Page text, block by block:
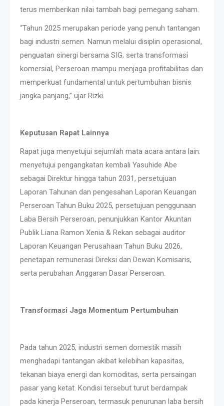
terus memberikan nilai tambah bagi pemegang saham.
“Tahun 2025 merupakan periode yang penuh tantangan
bagi industri semen. Namun melalui disiplin operasional,
penguatan sinergi bersama SIG, serta transformasi
komersial, Perseroan mampu menjaga profitabilitas dan
memperkuat fundamental untuk pertumbuhan bisnis
jangka panjang,” ujar Rizki.
Keputusan Rapat Lainnya
Rapat juga menyetujui sejumlah mata acara antara lain:
menyetujui pengangkatan kembali Yasuhide Abe
sebagai Direktur hingga tahun 2031, persetujuan
Laporan Tahunan dan pengesahan Laporan Keuangan
Perseroan Tahun Buku 2025, persetujuan penggunaan
Laba Bersih Perseroan, penunjukkan Kantor Akuntan
Publik Liana Ramon Xenia & Rekan sebagai auditor
Laporan Keuangan Perusahaan Tahun Buku 2026,
penetapan remunerasi Direksi dan Dewan Komisaris,
serta perubahan Anggaran Dasar Perseroan.
Transformasi Jaga Momentum Pertumbuhan
Pada tahun 2025, industri semen domestik masih
menghadapi tantangan akibat kelebihan kapasitas,
tekanan biaya energi dan komoditas, serta persaingan
pasar yang ketat. Kondisi tersebut turut berdampak
pada kinerja Perseroan, termasuk penurunan laba bersih